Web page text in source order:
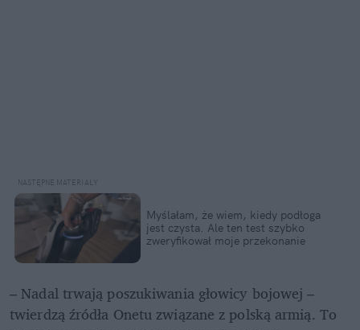
Myślałam, że wiem, kiedy podłoga
jest czysta. Ale ten test szybko
zweryfikował moje przekonanie
– Nadal trwają poszukiwania głowicy bojowej –
twierdzą źródła Onetu związane z polską armią. To